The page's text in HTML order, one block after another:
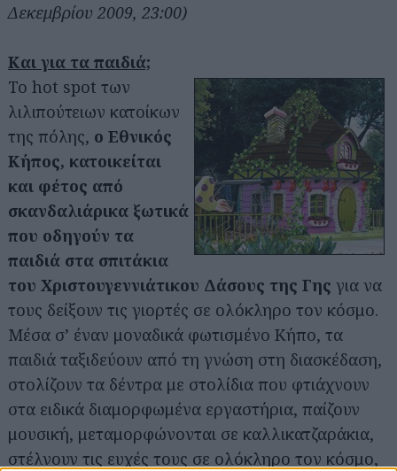
Δεκεμβρίου 2009, 23:00)
Και για τα παιδιά;
Το hot spot των
λιλιπούτειων κατοίκων
της πόλης, ο Εθνικός
Κήπος, κατοικείται
και φέτος από
σκανδαλιάρικα ξωτικά
που οδηγούν τα
παιδιά στα σπιτάκια
του Χριστουγεννιάτικου Δάσους της Γης για να
τους δείξουν τις γιορτές σε ολόκληρο τον κόσμο.
Μέσα σ’ έναν μοναδικά φωτισμένο Κήπο, τα
παιδιά ταξιδεύουν από τη γνώση στη διασκέδαση,
στολίζουν τα δέντρα με στολίδια που φτιάχνουν
στα ειδικά διαμορφωμένα εργαστήρια, παίζουν
μουσική, μεταμορφώνονται σε καλλικατζαράκια,
στέλνουν τις ευχές τους σε ολόκληρο τον κόσμο,
Αναζήτηση
για...